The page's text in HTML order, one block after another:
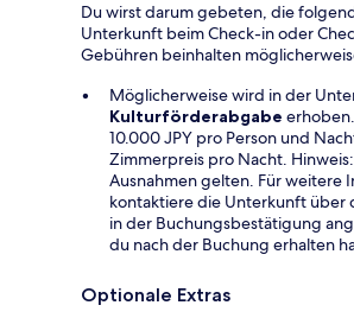
Du wirst darum gebeten, die
Unterkunft beim Check-in oder
Gebühren beinhalten
Möglicherweise wird in der
Kulturförderabgabe
10.000 JPY pro Person und
Zimmerpreis pro Nacht.
Ausnahmen gelten. Für weitere
kontaktiere die Unterkunft über
in der Buchungsbestätigung
du nach der Buchung erhalten
Optionale Extras